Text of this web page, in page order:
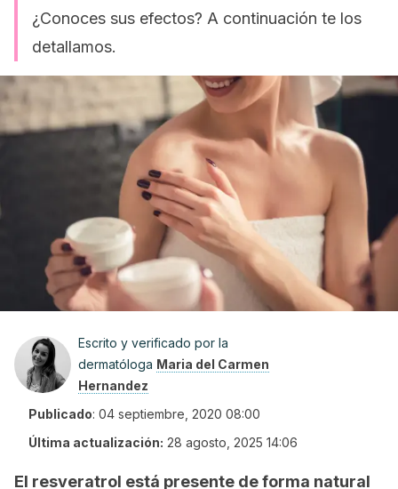
¿Conoces sus efectos? A continuación te los
detallamos.
Escrito y verificado por la
dermatóloga Maria del Carmen
Hernandez
Publicado: 04 septiembre, 2020 08:00
Última actualización: 28 agosto, 2025 14:06
El resveratrol está presente de forma natural